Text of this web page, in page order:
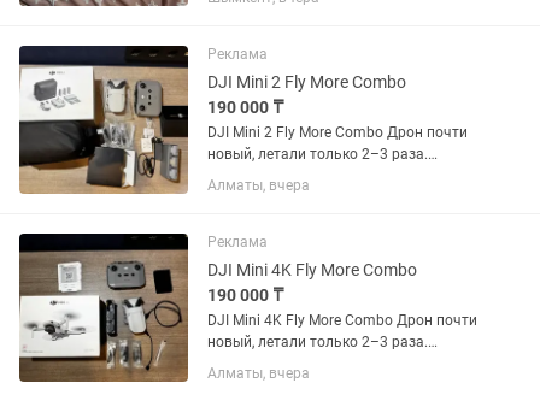
мощностью все в отличном состоянии
и отвертка с сумкой все...
Реклама
DJI Mini 2 Fly More Combo
190 000 ₸
DJI Mini 2 Fly More Combo Дрон почти
новый, летали только 2–3 раза.
Полностью оригинальный DJI, без
ремонтов и скрытых дефектов. Все
оригинальный комплект в...
Алматы, вчера
Реклама
DJI Mini 4K Fly More Combo
190 000 ₸
DJI Mini 4K Fly More Combo Дрон почти
новый, летали только 2–3 раза.
Полностью оригинальный DJI, без
ремонтов и скрытых дефектов. Все
Алматы, вчера